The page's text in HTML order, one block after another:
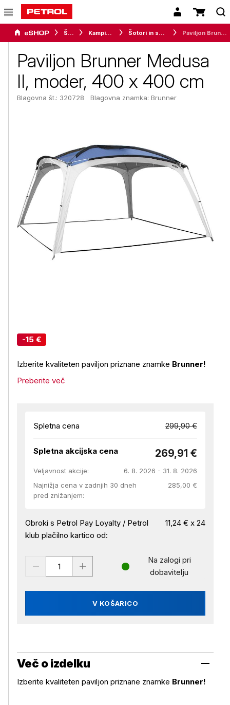
Šport Kampiranje Šotori in senčniki
Paviljon Brunner Medusa
II, moder, 400 x 400 cm
Blagovna št.: 320728 Blagovna znamka: Brunner
-15 €
Izberite kvaliteten paviljon priznane znamke Brunner!
Preberite več
Spletna cena 299,90 €
Spletna akcijska cena 269,91 €
Veljavnost akcije:
6. 8. 2026 - 31. 8. 2026
Najnižja cena v zadnjih 30 dneh
pred znižanjem:
285,00 €
Obroki s Petrol Pay Loyalty / Petrol
klub plačilno kartico od:
11,24 € x 24
V KOŠARICO
Na zalogi pri
dobavitelju
Več o izdelku
Izberite kvaliteten paviljon priznane znamke Brunner!